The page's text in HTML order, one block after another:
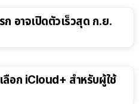
อาจเปิดตัวเร็วสุด ก.ย.
อก iCloud+ สำหรับผู้ใช้